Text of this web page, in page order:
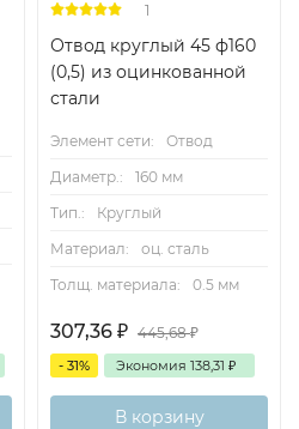
1
Отвод круглый 45 ф160
(0,5) из оцинкованной
стали
Элемент сети:
Отвод
Диаметр.:
160 мм
Тип.:
Круглый
Материал:
оц. сталь
Толщ. материала:
0.5 мм
307,36 ₽ 445,68₽
- 31% Экономия 138,31 ₽
В корзину